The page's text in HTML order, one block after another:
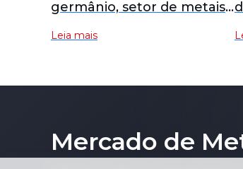
germânio, setor de metais
Yunnan Germanium e
Leia mais
Mercado de